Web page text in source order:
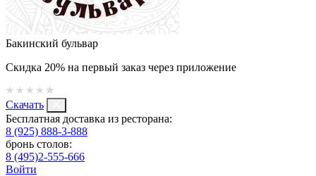
Бакинский бульвар
Скидка 20% на первый заказ через приложение
Скачать
Бесплатная доставка из ресторана:
8 (925) 888-3-888
бронь столов:
8 (495)2-555-666
Войти